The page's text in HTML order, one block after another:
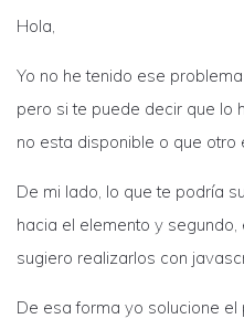
Hola,
Yo no he tenido ese
pero si te puede decir que lo
no esta disponible o que otro
De mi lado, lo que te podría
hacia el elemento y
sugiero realizarlos con
De esa forma yo solucione